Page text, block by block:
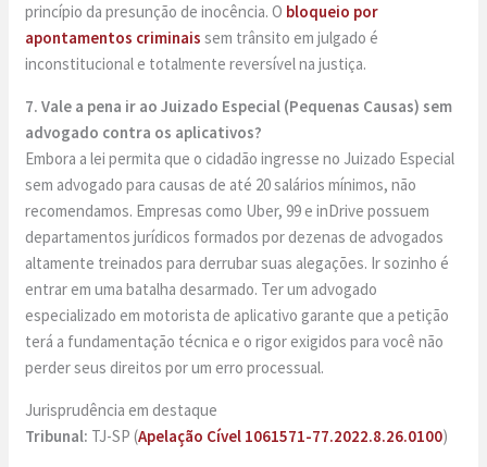
princípio da presunção de inocência. O bloqueio por
apontamentos criminais sem trânsito em julgado é
inconstitucional e totalmente reversível na justiça.
7. Vale a pena ir ao Juizado Especial (Pequenas Causas) sem
advogado contra os aplicativos?
Embora a lei permita que o cidadão ingresse no Juizado Especial
sem advogado para causas de até 20 salários mínimos, não
recomendamos. Empresas como Uber, 99 e inDrive possuem
departamentos jurídicos formados por dezenas de advogados
altamente treinados para derrubar suas alegações. Ir sozinho é
entrar em uma batalha desarmado. Ter um advogado
especializado em motorista de aplicativo garante que a petição
terá a fundamentação técnica e o rigor exigidos para você não
perder seus direitos por um erro processual.
Jurisprudência em destaque
Tribunal: TJ-SP (Apelação Cível 1061571-77.2022.8.26.0100)